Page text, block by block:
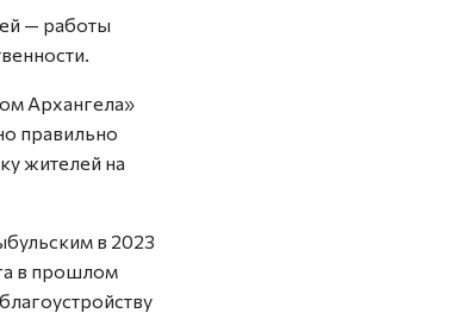
— работы
Архангела»
правильно
жителей на
в 2023
в прошлом